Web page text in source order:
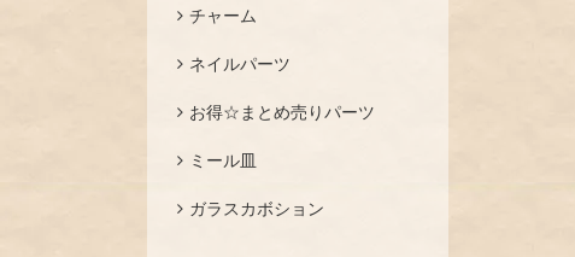
チャーム
ネイルパーツ
お得☆まとめ売りパーツ
ミール皿
ガラスカボション